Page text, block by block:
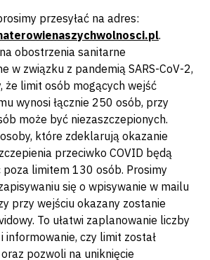
przesyłać na adres:
.
obostrzenia sanitarne
w związku z pandemią SARS-CoV-2,
że limit osób mogących wejść
wynosi łącznie 250 osób, przy
może być niezaszczepionych.
które zdeklarują okazanie
przeciwko COVID będą
poza limitem 130 osób. Prosimy
się o wpisywanie w mailu
przy wejściu okazany zostanie
To ułatwi zaplanowanie liczby
informowanie, czy limit został
pozwoli na uniknięcie